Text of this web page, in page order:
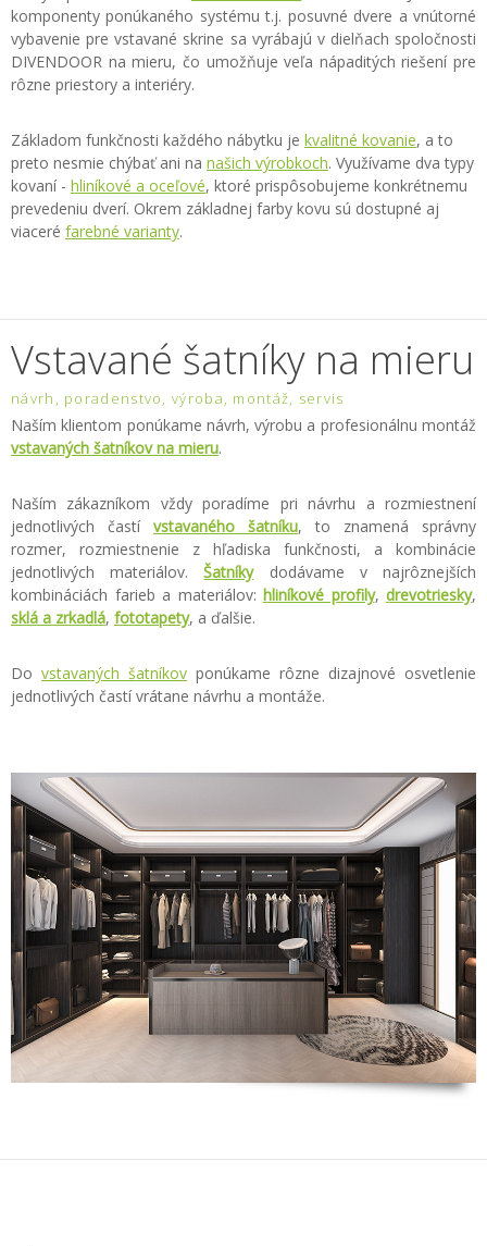
komponenty ponúkaného systému t.j. posuvné dvere a vnútorné
vybavenie pre vstavané skrine sa vyrábajú v dielňach spoločnosti
DIVENDOOR na mieru, čo umožňuje veľa nápaditých riešení pre
rôzne priestory a interiéry.
Základom funkčnosti každého nábytku je kvalitné kovanie, a to
preto nesmie chýbať ani na našich výrobkoch. Využívame dva typy
kovaní - hliníkové a oceľové, ktoré prispôsobujeme konkrétnemu
prevedeniu dverí. Okrem základnej farby kovu sú dostupné aj
viaceré farebné varianty.
Vstavané šatníky na mieru
návrh, poradenstvo, výroba, montáž, servis
Naším klientom ponúkame návrh, výrobu a profesionálnu montáž
vstavaných šatníkov na mieru.
Naším zákazníkom vždy poradíme pri návrhu a rozmiestnení
jednotlivých častí vstavaného šatníku, to znamená správny
rozmer, rozmiestnenie z hľadiska funkčnosti, a kombinácie
jednotlivých materiálov.Šatníkydodávame v najrôznejších
kombináciách farieb a materiálov: hliníkové profily, drevotriesky,
sklá a zrkadlá, fototapety, a ďalšie.
Do vstavaných šatníkov ponúkame rôzne dizajnové osvetlenie
jednotlivých častí vrátane návrhu a montáže.